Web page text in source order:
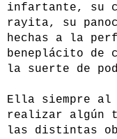
infartante, su
rayita, su
hechas a la
beneplácito de
la suerte de
Ella siempre
realizar algún
las distintas